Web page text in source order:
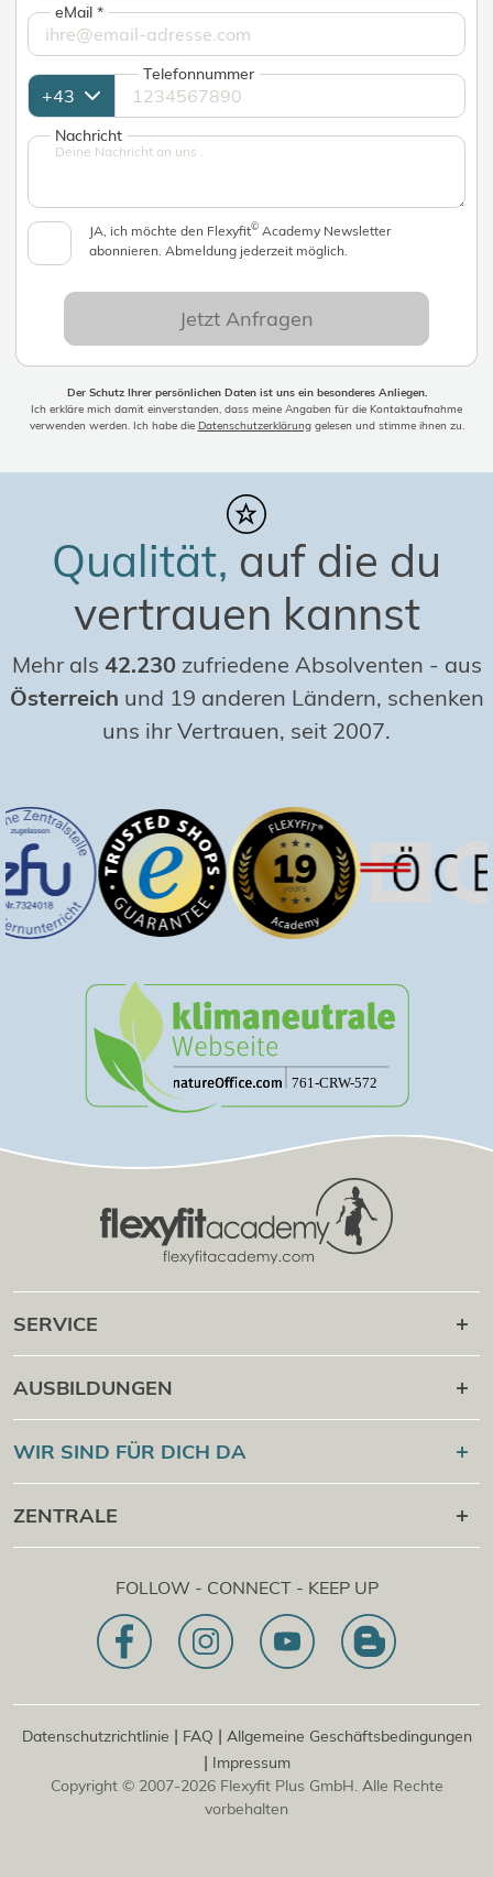
eMail*
Telefonnummer
Nachricht
JA, ich möchte den Flexyfit© Academy Newsletter
abonnieren. Abmeldung jederzeit möglich.
Jetzt Anfragen
Der Schutz Ihrer persönlichen Daten ist uns ein besonderes Anliegen.
Ich erkläre mich damit einverstanden, dass meine Angaben für die Kontaktaufnahme
verwenden werden. Ich habe die Datenschutzerklärunggelesen und stimme ihnen zu.
Qualität, auf die du
vertrauen kannst
Mehr als 42.230 zufriedene Absolventen - aus
Österreich und 19 anderen Ländern, schenken
uns ihr Vertrauen, seit 2007.
SERVICE
Karriere danach
Online Campus
Cert Check
AUSBILDUNGEN
Flexyfit
Sport Academy
Flexyfit Massage Academy
Flexyfit®Beauty Academy
WIR SIND FÜR DICH DA
+43 1 997 27 38
[email protected]
Beratungs- & Onlineanfrage
Unser Leitbild
ZENTRALE
1030 | Österreich
Dietrichgasse 27 E.EG2
Zweigstelle | DE
Konrad-Zuse-Platz 8
FOLLOW - CONNECT - KEEP UP
Datenschutzrichtlinie | FAQ | Allgemeine Geschäftsbedingungen
| Impressum
Copyright © 2007-2026 Flexyfit Plus GmbH. Alle Rechte
vorbehalten